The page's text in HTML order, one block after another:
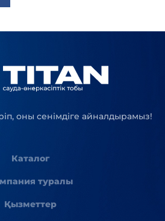
оны сенімдіге айналдырамыз!
Каталог
туралы
Қызметтер